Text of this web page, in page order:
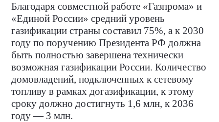
Благодаря совместной работе «Газпрома» и
«Единой России» средний уровень
газификации страны составил 75%, а к 2030
году по поручению Президента РФ должна
быть полностью завершена технически
возможная газификации России. Количество
домовладений, подключенных к сетевому
топливу в рамках догазификации, к этому
сроку должно достигнуть 1,6 млн, к 2036
году — 3 млн.